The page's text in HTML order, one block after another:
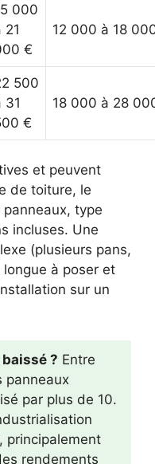
000
21
€
12 000 à 18
500
31
€
18 000 à 28
et peuvent
de toiture, le
type
incluses. Une
(plusieurs pans,
à poser et
sur un
? Entre
panneaux
par plus de 10.
principalement
rendements